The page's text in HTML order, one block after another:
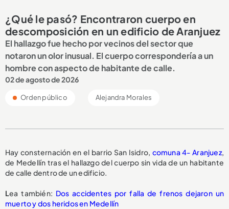
¿Qué le pasó? Encontraron cuerpo en
descomposición en un edificio de Aranjuez
El hallazgo fue hecho por vecinos del sector que
notaron un olor inusual. El cuerpo correspondería a un
hombre con aspecto de habitante de calle.
02 de agosto de 2026
Orden público Alejandra Morales
Hay consternación en el barrio San Isidro, comuna 4- Aranjuez,
de Medellín tras el hallazgo del cuerpo sin vida de un habitante
de calle dentro de un edificio.
Lea también: Dos accidentes por falla de frenos dejaron un
muerto y dos heridos en Medellín